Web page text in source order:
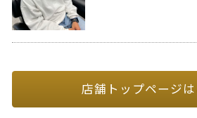
店舗トップページ